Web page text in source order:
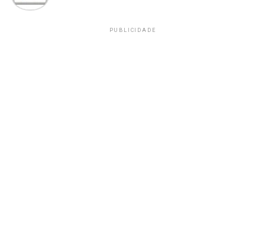
PUBLICIDADE